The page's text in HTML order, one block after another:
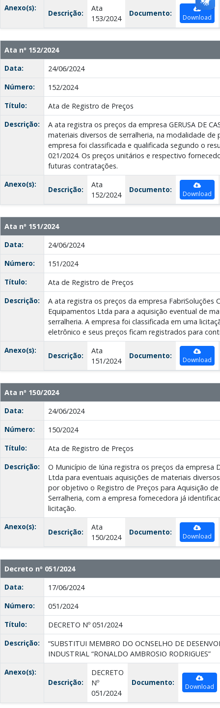
Anexo(s):
Descrição:
Ata
153/2024
Documento: Download
Ata nº 152/2024
Data:
24/06/2024
Número:
152/2024
Título:
Ata de Registro de Preços
Descrição:
A ata registra os preços da empresa GERUSA DE
materiais diversos de serralheria, na modalidade de
empresa foi classificada e qualificada segundo o
021/2024. Os preços unitários e respectivo
futuras contratações.
Anexo(s):
Descrição:
Ata
152/2024
Documento: Download
Ata nº 151/2024
Data:
24/06/2024
Número:
151/2024
Título:
Ata de Registro de Preços
Descrição:
A ata registra os preços da empresa FabriSoluções
Equipamentos Ltda para a aquisição eventual de
serralheria. A empresa foi classificada em uma
eletrônico e seus preços ficam registrados para
Anexo(s):
Descrição:
Ata
151/2024
Documento: Download
Ata nº 150/2024
Data:
24/06/2024
Número:
150/2024
Título:
Ata de Registro de Preços
Descrição:
O Município de Iúna registra os preços da empresa
Ltda para eventuais aquisições de materiais
por objetivo o Registro de Preços para Aquisição
Serralheria, com a empresa fornecedora já
licitação.
Anexo(s):
Descrição:
Ata
150/2024
Documento: Download
Decreto nº 051/2024
Data:
17/06/2024
Número:
051/2024
Título:
DECRETO Nº 051/2024
Descrição:
“SUBSTITUI MEMBRO DO OCNSELHO DE
INDUSTRIAL “RONALDO AMBROSIO RODRIGUES”
Anexo(s):
Descrição:
DECRETO
Nº
051/2024
Documento: Download